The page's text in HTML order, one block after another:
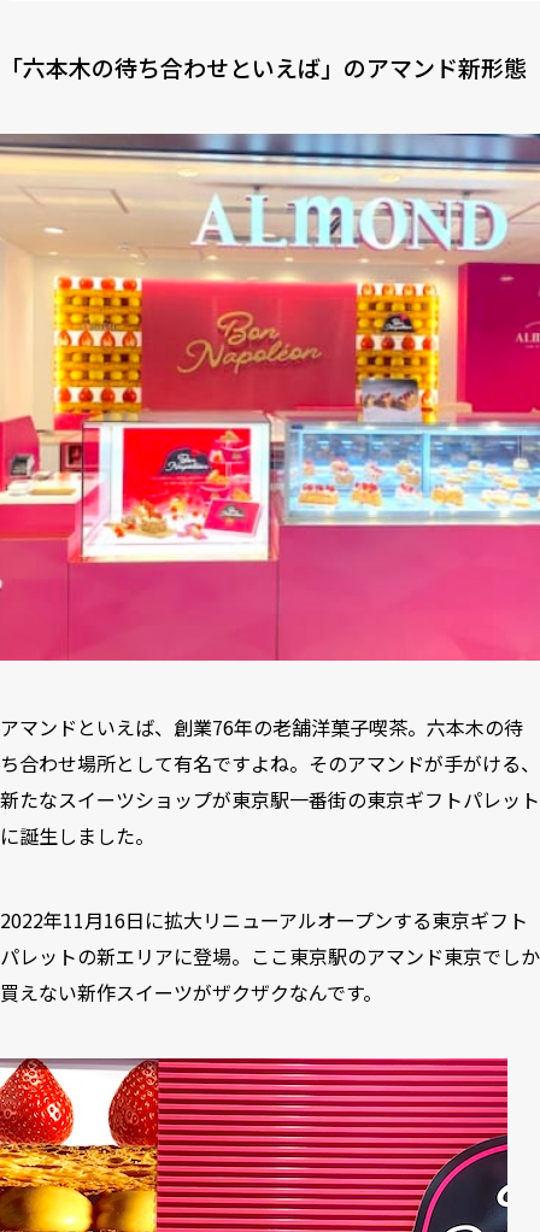
「六本木の待ち合わせといえば」のアマンド新形態
アマンドといえば、創業76年の老舗洋菓子喫茶。六本木の待
ち合わせ場所として有名ですよね。そのアマンドが手がける、
新たなスイーツショップが東京駅一番街の東京ギフトパレット
に誕生しました。
2022年11月16日に拡大リニューアルオープンする東京ギフト
パレットの新エリアに登場。ここ東京駅のアマンド東京でしか
買えない新作スイーツがザクザクなんです。